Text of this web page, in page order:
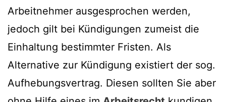
Arbeitnehmer ausgesprochen werden,
jedoch gilt bei Kündigungen zumeist die
Einhaltung bestimmter Fristen. Als
Alternative zur Kündigung existiert der sog.
Aufhebungsvertrag. Diesen sollten Sie aber